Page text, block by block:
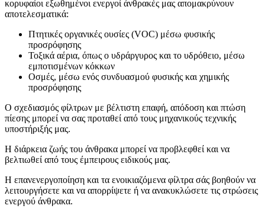
κορυφαίοι εξωθημένοι ενεργοί άνθρακές μας απομακρύνουν
αποτελεσματικά:
Πτητικές οργανικές ουσίες (VOC) μέσω φυσικής
προσρόφησης
Τοξικά αέρια, όπως ο υδράργυρος και το υδρόθειο, μέσω
εμποτισμένων κόκκων
Οσμές, μέσω ενός συνδυασμού φυσικής και χημικής
προσρόφησης
Ο σχεδιασμός φίλτρων με βέλτιστη επαφή, απόδοση και πτώση
πίεσης μπορεί να σας προταθεί από τους μηχανικούς τεχνικής
υποστήριξής μας.
Η διάρκεια ζωής του άνθρακα μπορεί να προβλεφθεί και να
βελτιωθεί από τους έμπειρους ειδικούς μας.
Η επανενεργοποίηση και τα ενοικιαζόμενα φίλτρα σάς βοηθούν να
λειτουργήσετε και να απορρίψετε ή να ανακυκλώσετε τις στρώσεις
ενεργού άνθρακα.